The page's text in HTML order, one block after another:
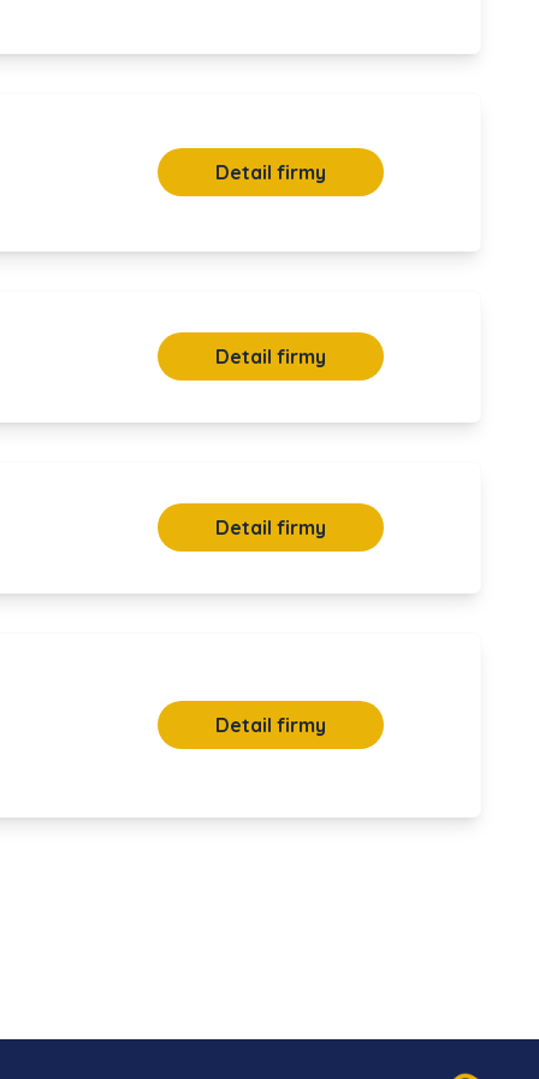
Detail firmy
Detail firmy
Detail firmy
Detail firmy